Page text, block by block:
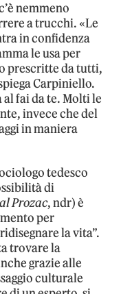
nemmeno
a trucchi. «Le
in confidenza
le usa per
prescritte da tutti,
Carpiniello.
al fai da te. Molti le
invece che del
in maniera
tedesco
di
Prozac, ndr) è
per
la vita”.
trovare la
grazie alle
culturale